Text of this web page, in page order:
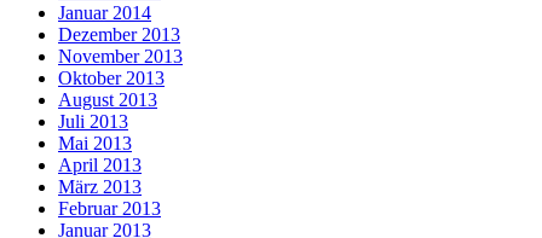
Januar 2014
Dezember 2013
November 2013
Oktober 2013
August 2013
Juli 2013
Mai 2013
April 2013
März 2013
Februar 2013
Januar 2013